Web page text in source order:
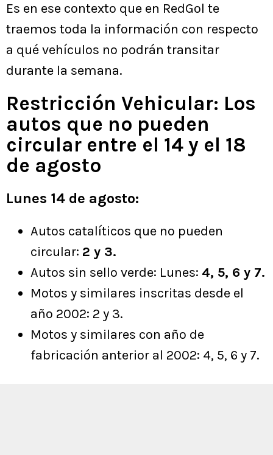
Es en ese contexto que en RedGol te
traemos toda la información con respecto
a qué vehículos no podrán transitar
durante la semana.
Restricción Vehicular: Los
autos que no pueden
circular entre el 14 y el 18
de agosto
Lunes 14 de agosto:
Autos catalíticos que no pueden
circular: 2 y 3.
Autos sin sello verde: Lunes: 4, 5, 6 y 7.
Motos y similares inscritas desde el
año 2002: 2 y 3.
Motos y similares con año de
fabricación anterior al 2002: 4, 5, 6 y 7.